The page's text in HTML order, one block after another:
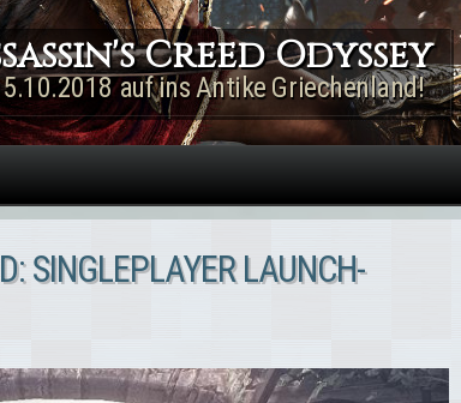
Creed Rogue
Remastered
Jetzt für PS4 & Xbox One!
SINGLEPLAYER LAUNCH-